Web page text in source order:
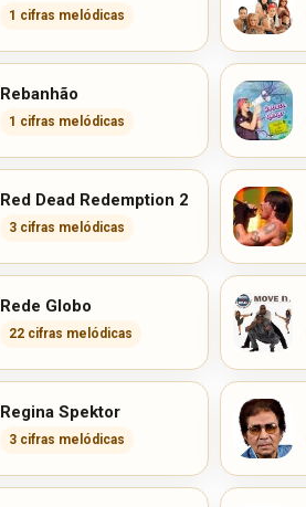
1 cifras melódicas
Rebanhão
1 cifras melódicas
Red Dead Redemption 2
3 cifras melódicas
Rede Globo
22 cifras melódicas
Regina Spektor
3 cifras melódicas